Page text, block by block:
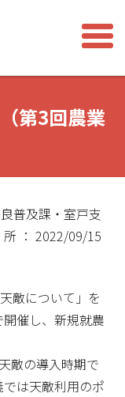
第3回農業
普及課・室戸支
所 ： 2022/09/15
敵について」を
催し、新規就農
敵の導入時期で
は天敵利用のポ